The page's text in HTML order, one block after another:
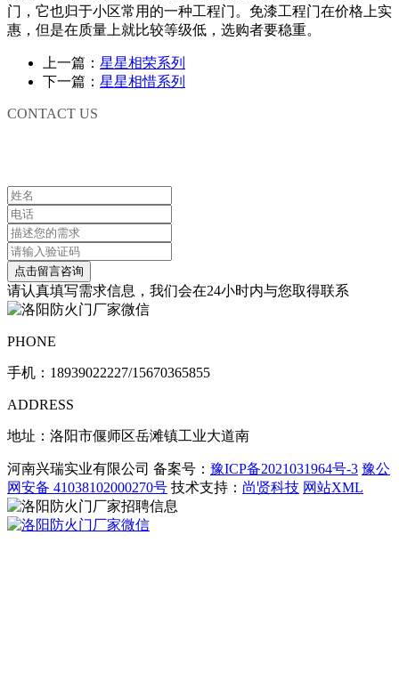
门，它也归于小区常用的一种工程门。免漆工程门在价格上实
惠，但是在质量上就比较等级低，选购者要稳重。
上一篇： 星星相荣系列
下一篇： 星星相惜系列
CONTACT US
请认真填写需求信息，我们会在24小时内与您取得联系
PHONE
手机： 18939022227/15670365855
ADDRESS
地址：洛阳市偃师区岳滩镇工业大道南
河南兴瑞实业有限公司 备案号： 豫ICP备2021031964号-3 豫公
网安备 41038102000270号 技术支持： 尚贤科技 网站XML